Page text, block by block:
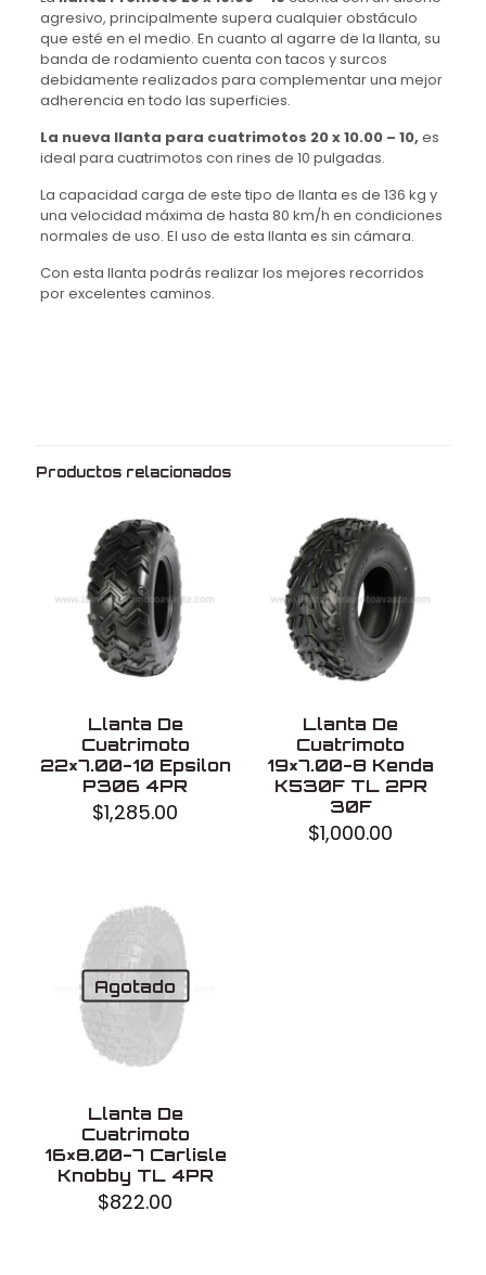
agresivo, principalmente supera cualquier obstáculo
que esté en el medio. En cuanto al agarre de la llanta, su
banda de rodamiento cuenta con tacos y surcos
debidamente realizados para complementar una mejor
adherencia en todo las superficies.
La nueva llanta para cuatrimotos 20 x 10.00 – 10, es
ideal para cuatrimotos con rines de 10 pulgadas.
La capacidad carga de este tipo de llanta es de 136 kg y
una velocidad máxima de hasta 80 km/h en condiciones
normales de uso. El uso de esta llanta es sin cámara.
Con esta llanta podrás realizar los mejores recorridos
por excelentes caminos.
Rin
Modelo
Sin cámara
Productos relacionados
Llanta De
Cuatrimoto
22×7.00-10 Epsilon
P306 4PR
$1,285.00
Llanta De
Cuatrimoto
19×7.00-8 Kenda
K530F TL 2PR
30F
$1,000.00
Agotado
Llanta De
Cuatrimoto
16×8.00-7 Carlisle
Knobby TL 4PR
$822.00